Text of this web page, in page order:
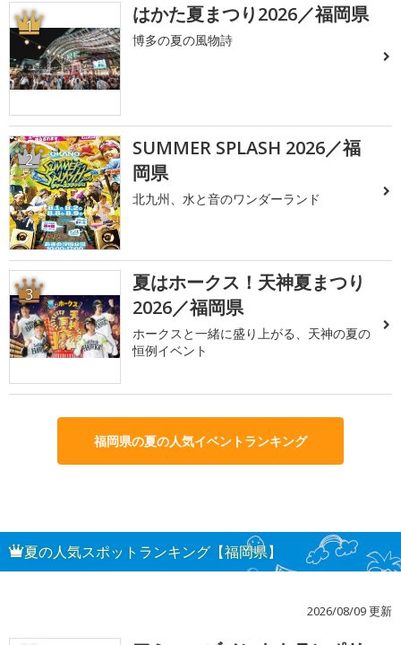
1 はかた夏まつり2026／福岡県
博多の夏の風物詩
2
SUMMER SPLASH 2026／福
岡県
北九州、水と音のワンダーランド
3
夏はホークス！天神夏まつり
2026／福岡県
ホークスと一緒に盛り上がる、天神の夏の
恒例イベント
福岡県の夏の人気イベントランキング
夏の人気スポットランキング【福岡県】
2026/08/09 更新